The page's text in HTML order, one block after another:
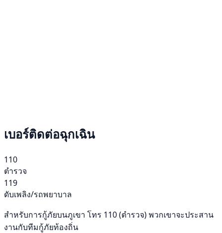
เบอร์ติดต่อฉุกเฉิน
110
ตำรวจ
119
ดับเพลิง/รถพยาบาล
สำหรับการกู้ภัยบนภูเขา โทร 110 (ตำรวจ) พวกเขาจะประสาน
งานกับทีมกู้ภัยท้องถิ่น